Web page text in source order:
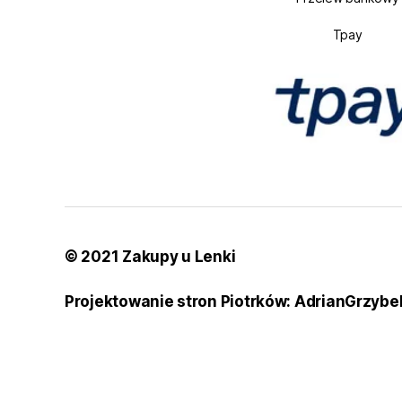
Tpay
© 2021 Zakupy u Lenki
Projektowanie stron Piotrków: